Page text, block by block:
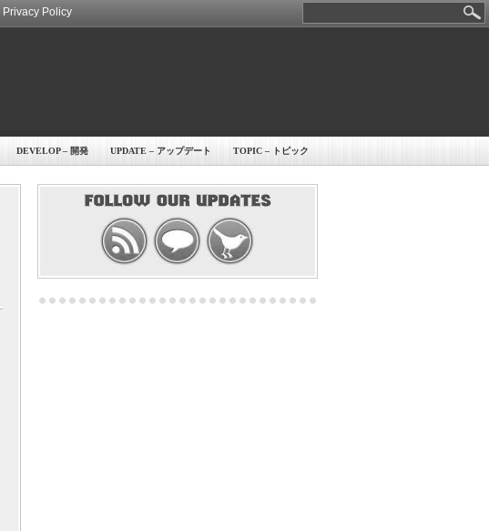
Privacy Policy
DEVELOP – 開発 UPDATE – アップデート TOPIC – トピック